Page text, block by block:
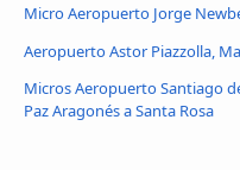
Micro Aeropuerto Jorge
Aeropuerto Astor Piazzolla,
Micros Aeropuerto Santiago
Paz Aragonés a Santa Rosa